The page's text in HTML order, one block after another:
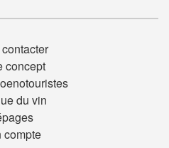
concept
du vin
compte